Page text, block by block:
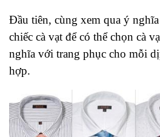
Đầu tiên, cùng xem qua ý nghĩa
chiếc cà vạt để có thể chọn cà
nghĩa với trang phục cho mỗi
hợp.